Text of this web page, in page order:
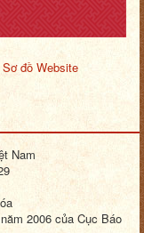
Sơ đồ Website
Nam
2006 của Cục Báo